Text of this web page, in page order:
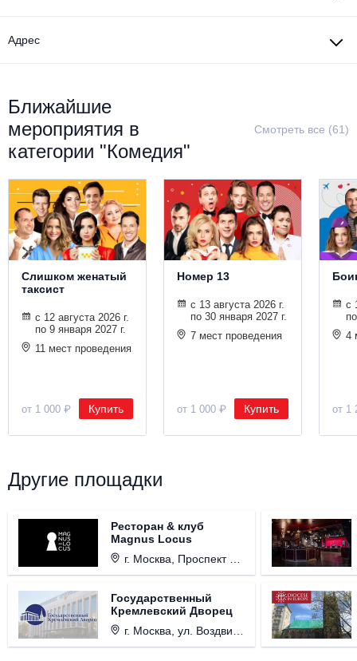
Адрес
Ближайшие
мероприятия в
категории "Комедия"
Смотреть все (61)
Слишком женатый
таксист
с 12 августа 2026 г.
по 9 января 2027 г.
11 мест проведения
от 1 000 ₽ Купить
Номер 13
с 13 августа 2026 г.
по 30 января 2027 г.
7 мест проведения
от 1 000 ₽ Купить
с
4
от 1
Другие площадки
Ресторан & клуб
Magnus Locus
г. Москва, Проспект Мира, д. 12, стр. 9.
Государственный
Кремлевский Дворец
г. Москва, ул. Воздвиженка, д. 1, Кремль.